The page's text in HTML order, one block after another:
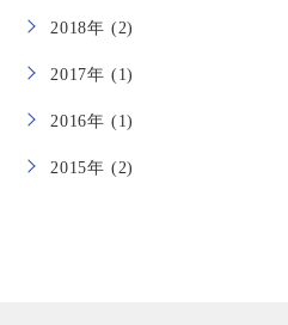
2018年 (2)
2017年 (1)
2016年 (1)
2015年 (2)